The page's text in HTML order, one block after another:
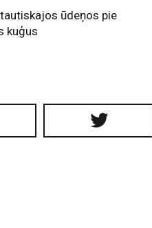
ūdeņos pie
kuģus